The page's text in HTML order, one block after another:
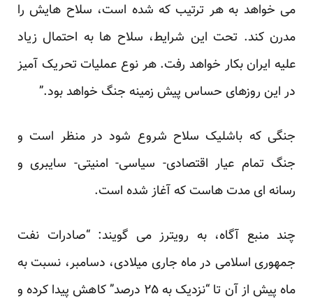
می خواهد به هر ترتیب که شده است، سلاح هایش را
مدرن کند. تحت این شرایط، سلاح ها به احتمال زیاد
علیه ایران بکار خواهد رفت. هر نوع عملیات تحریک آمیز
در این روزهای حساس پیش زمینه جنگ خواهد بود.”
جنگی که باشلیک سلاح شروع شود در منظر است و
جنگ تمام عیار اقتصادی- سیاسی- امنیتی- سایبری و
رسانه ای مدت هاست که آغاز شده است.
چند منبع آگاه، به رویترز می گویند: “صادرات نفت
جمهوری اسلامی در ماه جاری میلادی، دسامبر، نسبت به
ماه پیش از آن تا “نزدیک به ۲۵ درصد” کاهش پیدا کرده و